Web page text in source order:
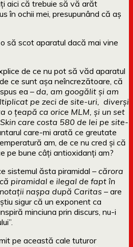
aici că trebuie să vă arăt
în ochii mei, presupunând că aș
o să scot aparatul dacă mai vine
de ce nu pot să văd aparatul
ce sunt așa neîncrezătoare, că
ea – da, am googălit și am
pe zeci de site-uri, diverși
o țeapă ca orice MLM, și un set
care costa 580 de lei pe site-
care-mi arată ce greutate
am, de ce nu cred și că
pe bune câți antioxidanți am?
sistemul ăsta piramidal – cărora
piramidal e ilegal de fapt în
nașpa după Caritas – are
sigur că un exponent ca
minciuna prin discurs, nu-i
pe această cale tuturor